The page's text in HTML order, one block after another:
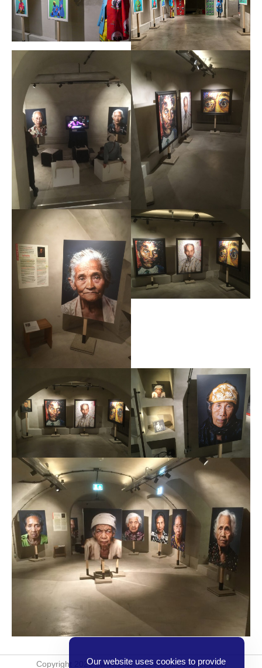
Copyright 2026 3www2.de. Alle Rechte vorbehalten
Our website uses cookies to provide